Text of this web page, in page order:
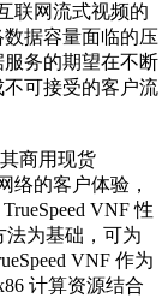
联网流式视频的
据容量面临的压
务的期望在不断
可接受的客户流
商用现货
络的客户体验，
VNF 性
法为基础，可为
VNF 作为
计算资源结合